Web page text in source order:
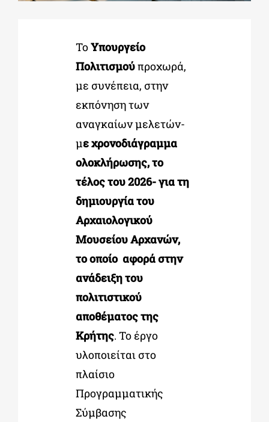
ΤοΥπουργείο
Πολιτισμούπροχωρά,
με συνέπεια, στην
εκπόνηση των
αναγκαίων μελετών-
με χρονοδιάγραμμα
ολοκλήρωσης, το
τέλος του 2026- για τη
δημιουργία του
Αρχαιολογικού
Μουσείου Αρχανών,
το οποίο αφορά στην
ανάδειξη του
πολιτιστικού
αποθέματος της
Κρήτης. Το έργο
υλοποιείται στο
πλαίσιο
Προγραμματικής
Σύμβασης